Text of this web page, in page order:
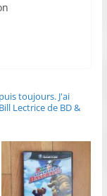
toujours.J'ai
Lectrice de BD &